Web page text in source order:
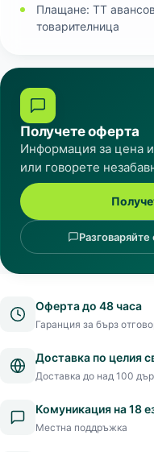
Плащане: TT
товарителница
Получете оферта
Информация за цена
или говорете
Оферта до 48 часа
Гаранция за бърз
Доставка по целия
Доставка до над 100
Комуникация на 18
Местна поддръжка